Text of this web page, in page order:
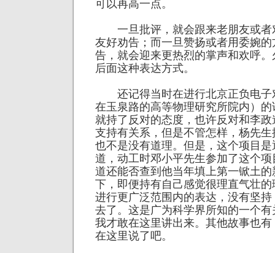
可以再高一点。
一旦批评，就会跟来老朋友或者
友好劝告；而一旦赞扬或者用委婉
告，就会迎来更热烈的掌声和欢呼
后面这种表达方式。
还记得当时在进行北京正负电子
在玉泉路的高等物理研究所院内）
就持了反对的态度，也许反对和李
支持有关系，但是不管怎样，杨先
也不是没有道理。但是，这个项目
道，动工时邓小平先生参加了这个
道还能否查到他当年填上第一锨土
下，即便持有自己感觉很理直气壮
进行更广泛范围内的表达，没有坚
去了。这是广为科学界所知的一个
我才敢在这里讲出来。其他故事也
在这里说了吧。